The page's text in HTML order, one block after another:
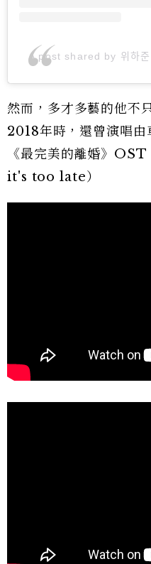
A post shared by
然而，多才多藝的他不
2018年時，還曾演唱由
《最完美的離婚》
it's too late）